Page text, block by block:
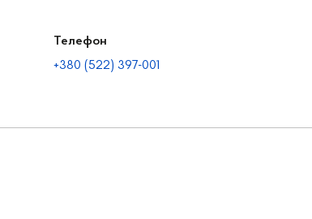
Телефон
+380 (522) 397-001